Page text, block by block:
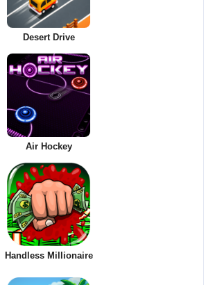
Desert Drive
Air Hockey
Handless Millionaire